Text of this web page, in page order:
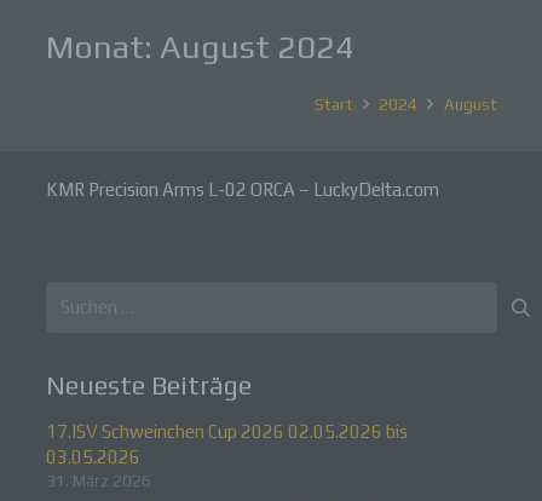
Monat: August 2024
Start 2024 August
KMR Precision Arms L-02 ORCA – LuckyDelta.com
Suchen
Neueste Beiträge
17.ISV Schweinchen Cup 2026 02.05.2026 bis
03.05.2026
31. März 2026